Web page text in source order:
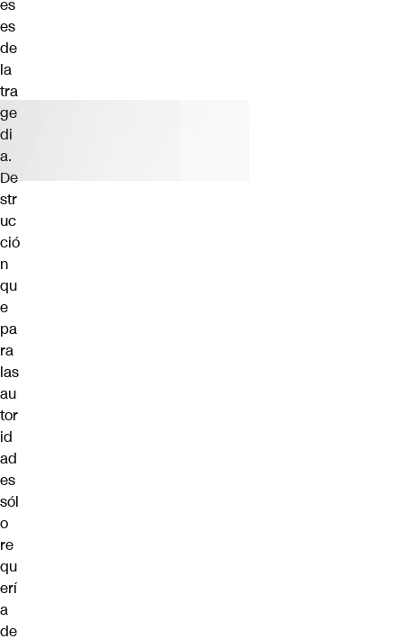
es
es
de
la
tra
ge
di
a.
De
str
uc
ció
n
qu
e
pa
ra
las
au
tor
id
ad
es
sól
o
re
qu
erí
a
de